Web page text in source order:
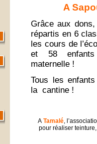
A
Grâce aux
répartis en 6
les cours de
et 58
maternelle !
Tous les
la cantine !
ATamalé,
pour réaliser